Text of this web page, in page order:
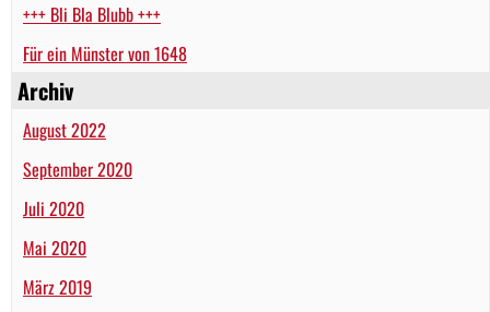
+++ Bli Bla Blubb +++
Für ein Münster von 1648
Archiv
August 2022
September 2020
Juli 2020
Mai 2020
März 2019